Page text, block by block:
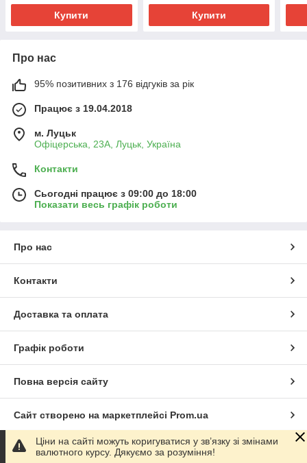
Купити Купити
Про нас
95% позитивних з 176 відгуків за рік
Працює з 19.04.2018
м. Луцьк
Офіцерська, 23А, Луцьк, Україна
Контакти
Сьогодні працює з 09:00 до 18:00
Показати весь графік роботи
Про нас
Контакти
Доставка та оплата
Графік роботи
Повна версія сайту
Сайт створено на маркетплейсі Prom.ua
Політика конфіденційності
Ціни на сайті можуть коригуватися у зв’язку зі змінами
валютного курсу. Дякуємо за розуміння!